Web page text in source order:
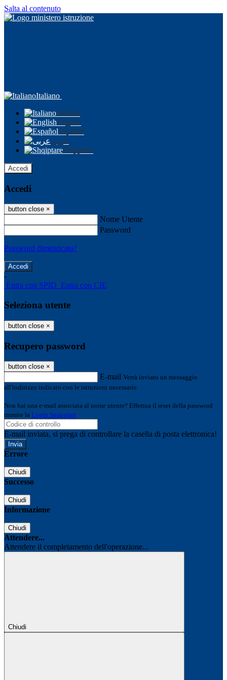
Salta al contenuto
Italiano
Italiano
English
Español
عربى
Shqiptare
Accedi
Accedi
button close ×
Nome Utente
Password
Password dimenticata?
-
Entra con SPID Entra con CIE
Seleziona utente
button close ×
Recupero password
button close ×
E-mail Verrà inviato un messaggio
all'indirizzo indicato con le istruzioni necessarie.
Non hai una e-mail associata al nome utente? Effettua il reset della password
tramite la Login Spaggiari
E-mail inviata, si prega di controllare la casella di posta elettronica!
Errore
Chiudi
Successo
Chiudi
Informazione
Chiudi
Attendere...
Attendere il completamento dell'operazione...
Chiudi